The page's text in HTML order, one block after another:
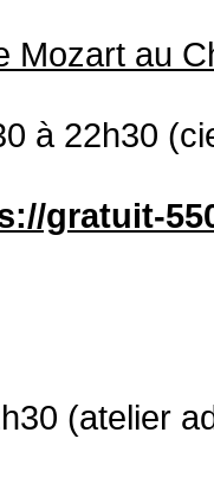
Mozart au
à 22h30
gratuit-
(atelier